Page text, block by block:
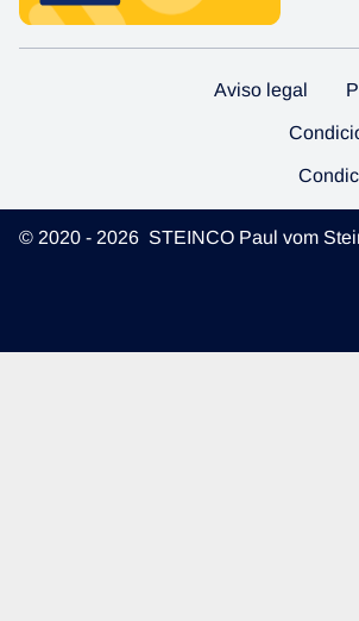
Aviso legal
© 2020 - 2026 STEINCO Paul vom